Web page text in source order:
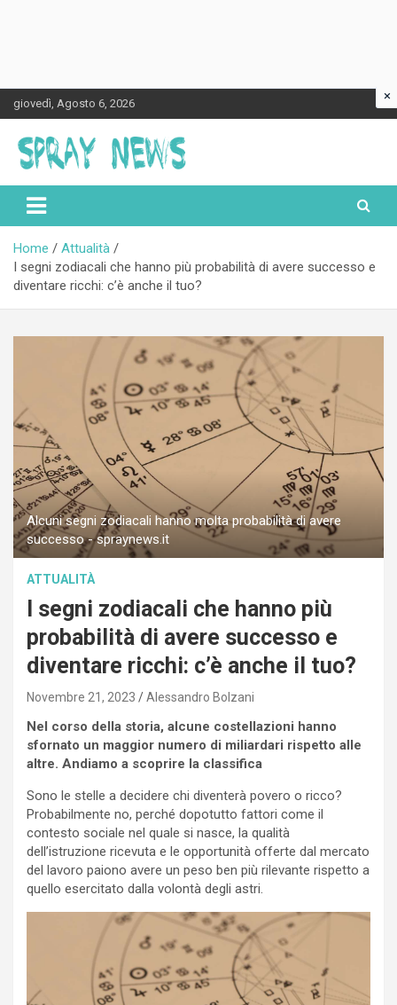
Skip
to
content
giovedì, Agosto 6, 2026
Spraynews.it
Home
Attualità
I segni zodiacali che hanno più probabilità di avere successo e
diventare ricchi: c’è anche il tuo?
Alcuni segni zodiacali hanno molta probabilità di avere
successo - spraynews.it
ATTUALITÀ
I segni zodiacali che hanno più
probabilità di avere successo e
diventare ricchi: c’è anche il tuo?
Novembre 21, 2023 Alessandro Bolzani
Nel corso della storia, alcune costellazioni hanno
sfornato un maggior numero di miliardari rispetto alle
altre. Andiamo a scoprire la classifica
Sono le stelle a decidere chi diventerà povero o ricco?
Probabilmente no, perché dopotutto fattori come il
contesto sociale nel quale si nasce, la qualità
dell’istruzione ricevuta e le opportunità offerte dal mercato
del lavoro paiono avere un peso ben più rilevante rispetto a
quello esercitato dalla volontà degli astri.
×